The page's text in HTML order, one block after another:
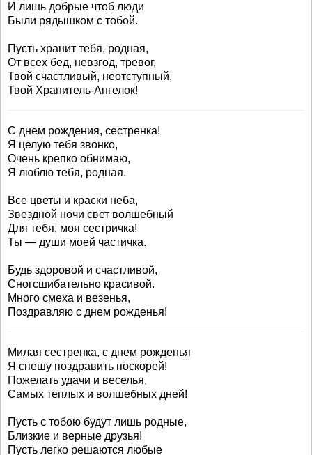
И лишь добрые чтоб люди
Были рядышком с тобой.
Пусть хранит тебя, родная,
От всех бед, невзгод, тревог,
Твой счастливый, неотступный,
Твой Хранитель-Ангелок!
С днем рождения, сестренка!
Я целую тебя звонко,
Очень крепко обнимаю,
Я люблю тебя, родная.
Все цветы и краски неба,
Звездной ночи свет волшебный
Для тебя, моя сестричка!
Ты — души моей частичка.
Будь здоровой и счастливой,
Сногсшибательно красивой.
Много смеха и везенья,
Поздравляю с днем рожденья!
Милая сестренка, с днем рожденья
Я спешу поздравить поскорей!
Пожелать удачи и веселья,
Самых теплых и волшебных дней!
Пусть с тобою будут лишь родные,
Близкие и верные друзья!
Пусть легко решаются любые